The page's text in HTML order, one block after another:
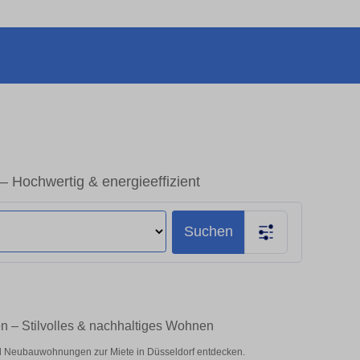
Hochwertig & energieeffizient
Suchen
– Stilvolles & nachhaltiges Wohnen
zur Miete in Düsseldorf entdecken.